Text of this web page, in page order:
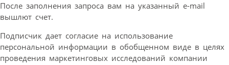
После заполнения запроса вам на указанный e-mail
вышлют счет.
Подписчик дает согласие на использование
персональной информации в обобщенном виде в целях
проведения маркетинговых исследований компании